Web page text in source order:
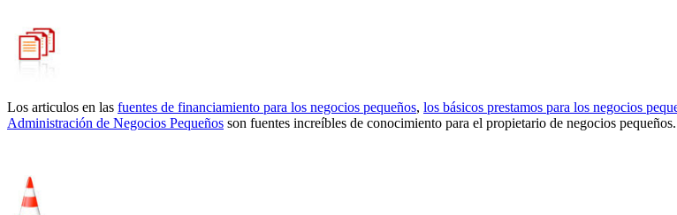
Los articulos en las fuentes de financiamiento para los negocios pequeños, los básicos prestamos para los negocios
Administración de Negocios Pequeños son fuentes increíbles de conocimiento para el propietario de negocios pequeños.